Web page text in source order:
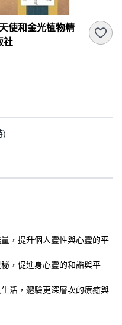
使和金光植物精
社
)
，提升個人靈性與心靈的平
，促進身心靈的和諧與平
活，體驗更深層次的療癒與